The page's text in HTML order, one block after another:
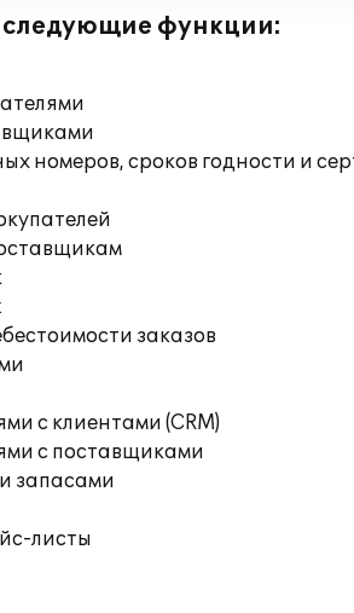
функции:
номеров, сроков годности и
заказов
с клиентами (CRM)
с поставщиками
запасами
листы